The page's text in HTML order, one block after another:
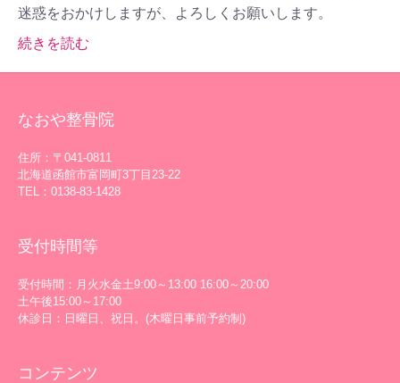
迷惑をおかけしますが、よろしくお願いします。
続きを読む
なおや整骨院
住所：〒041-0811
北海道函館市富岡町3丁目23-22
TEL：0138-83-1428
受付時間等
受付時間：月火水金土9:00～13:00 16:00～20:00
土午後15:00～17:00
休診日：日曜日、祝日。(木曜日事前予約制)
コンテンツ